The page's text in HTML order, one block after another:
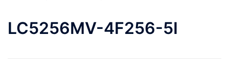
LC5256MV-4F256-5I